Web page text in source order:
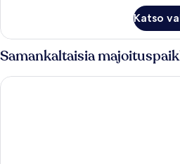
Katso
Samankaltaisia
Hyatt Place London City East